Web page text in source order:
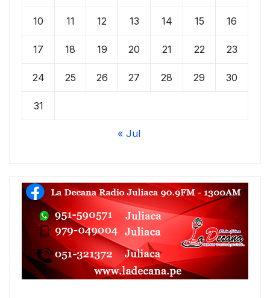
10 11 12 13 14 15 16
17 18 19 20 21 22 23
24 25 26 27 28 29 30
31
« Jul